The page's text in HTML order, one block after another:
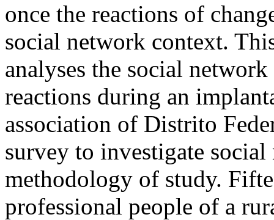
once the reactions of
social network context.
analyses the social
reactions during an
association of Distrito
survey to investigate social
methodology of study.
professional people of a